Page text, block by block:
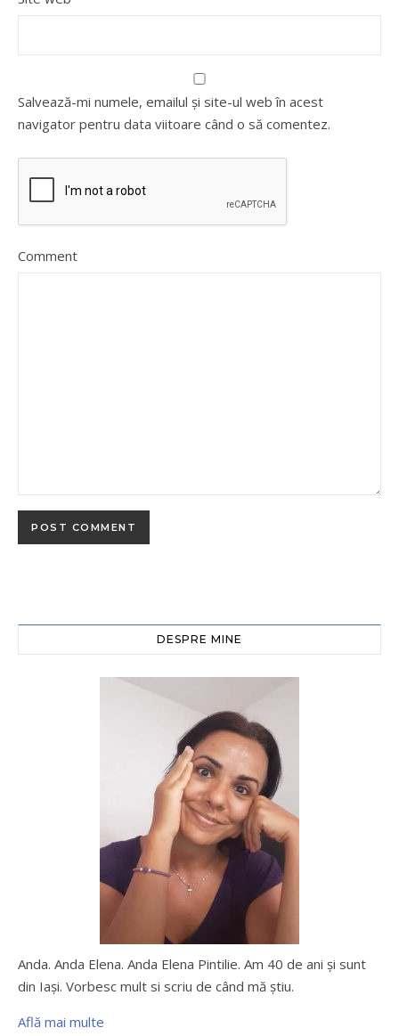
Salvează-mi numele, emailul și site-ul web în acest
navigator pentru data viitoare când o să comentez.
Comment
DESPRE MINE
Anda. Anda Elena. Anda Elena Pintilie. Am 40 de ani şi sunt
din Iaşi. Vorbesc mult si scriu de când mă ştiu.
Află mai multe